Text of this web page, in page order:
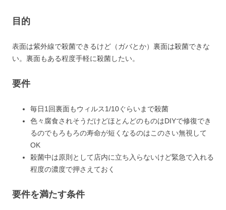
目的
表面は紫外線で殺菌できるけど（ガバとか）裏面は殺菌できな
い。裏面もある程度手軽に殺菌したい。
要件
毎日1回裏面もウィルス1/10ぐらいまで殺菌
色々腐食されそうだけどほとんどのものはDIYで修復でき
るのでもろもろの寿命が短くなるのはこのさい無視して
OK
殺菌中は原則として店内に立ち入らないけど緊急で入れる
程度の濃度で押さえておく
要件を満たす条件